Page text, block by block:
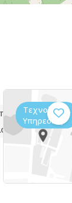
ακόμα
Τεχνολογία,
Υπηρεσίες